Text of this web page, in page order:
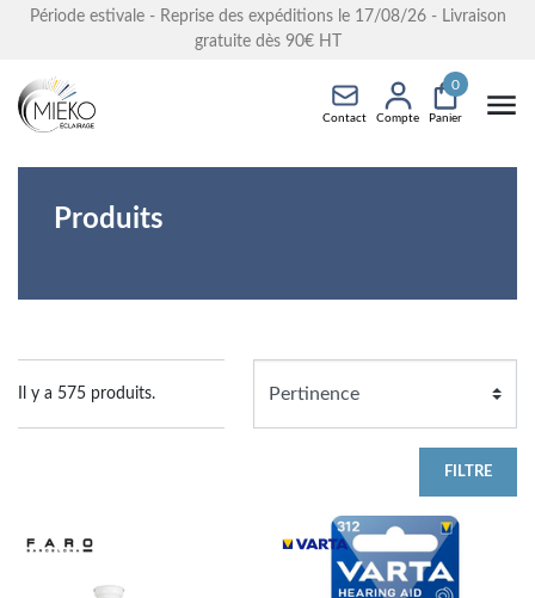
Période estivale - Reprise des expéditions le 17/08/26 - Livraison
gratuite dès 90€ HT
Contact Compte Panier
0
Produits
Il y a 575 produits.
FILTRE